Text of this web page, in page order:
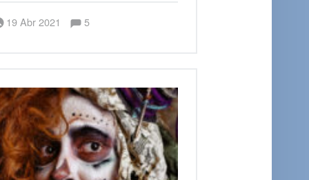
19 Abr 2021 Escrito por:
admin Comentarios:
5